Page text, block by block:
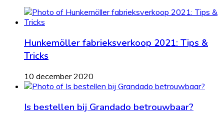
Hunkemöller fabrieksverkoop 2021: Tips &
Tricks
10 december 2020
Is bestellen bij Grandado betrouwbaar?